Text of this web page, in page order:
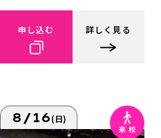
申し込む 詳しく見る
8/16(日)